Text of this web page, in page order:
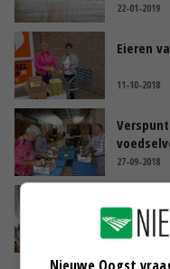
22-01-2019
Eieren
11-10-2018
27-09-2018
03-03-2016